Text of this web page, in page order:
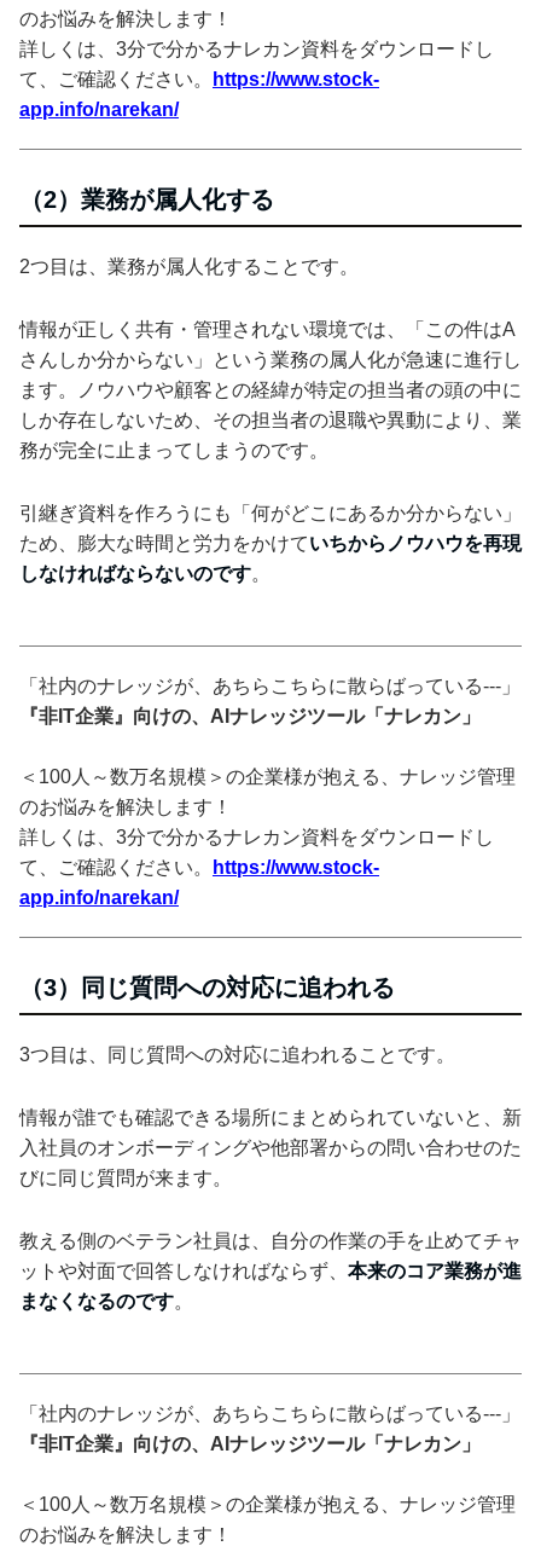
のお悩みを解決します！
詳しくは、3分で分かるナレカン資料をダウンロードし
て、ご確認ください。
https://www.stock-
app.info/narekan/
（2）業務が属人化する
2つ目は、業務が属人化することです。
情報が正しく共有・管理されない環境では、「この件はA
さんしか分からない」という業務の属人化が急速に進行し
ます。ノウハウや顧客との経緯が特定の担当者の頭の中に
しか存在しないため、その担当者の退職や異動により、業
務が完全に止まってしまうのです。
引継ぎ資料を作ろうにも「何がどこにあるか分からない」
ため、膨大な時間と労力をかけていちからノウハウを再現
しなければならないのです。
「社内のナレッジが、あちらこちらに散らばっている---」
『非IT企業』向けの、AIナレッジツール「ナレカン」
＜100人～数万名規模＞の企業様が抱える、ナレッジ管理
のお悩みを解決します！
詳しくは、3分で分かるナレカン資料をダウンロードし
て、ご確認ください。
https://www.stock-
app.info/narekan/
（3）同じ質問への対応に追われる
3つ目は、同じ質問への対応に追われることです。
情報が誰でも確認できる場所にまとめられていないと、新
入社員のオンボーディングや他部署からの問い合わせのた
びに同じ質問が来ます。
教える側のベテラン社員は、自分の作業の手を止めてチャ
ットや対面で回答しなければならず、 本来のコア業務が進
まなくなるのです。
「社内のナレッジが、あちらこちらに散らばっている---」
『非IT企業』向けの、AIナレッジツール「ナレカン」
＜100人～数万名規模＞の企業様が抱える、ナレッジ管理
のお悩みを解決します！